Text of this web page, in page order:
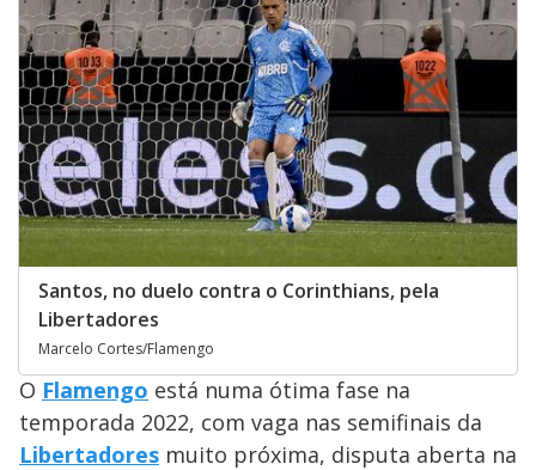
Santos, no duelo contra o Corinthians, pela
Libertadores
Marcelo Cortes/Flamengo
O Flamengo está numa ótima fase na
temporada 2022, com vaga nas semifinais da
Libertadores muito próxima, disputa aberta na